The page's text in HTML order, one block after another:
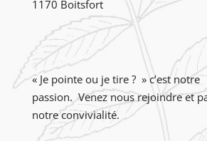
1170 Boitsfort
« Je pointe ou je tire ? » c’est notre
passion. Venez nous rejoindre et
notre convivialité.